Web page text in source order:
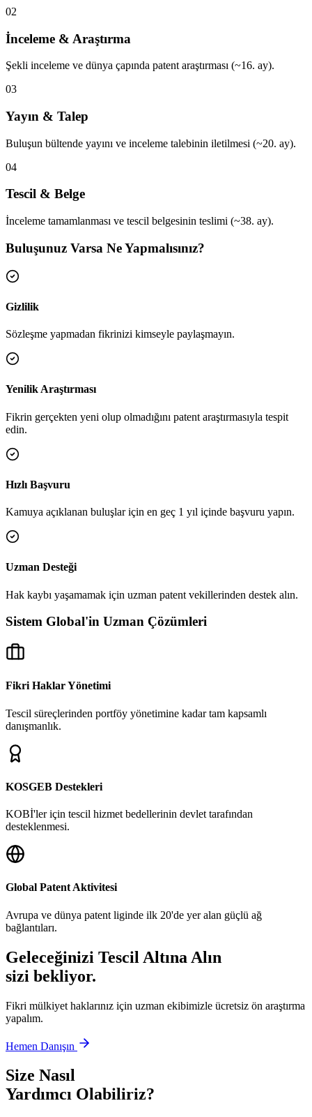
02
İnceleme & Araştırma
Şekli inceleme ve dünya çapında patent araştırması (~16. ay).
03
Yayın & Talep
Buluşun bültende yayını ve inceleme talebinin iletilmesi (~20. ay).
04
Tescil & Belge
İnceleme tamamlanması ve tescil belgesinin teslimi (~38. ay).
Buluşunuz Varsa Ne Yapmalısınız?
Gizlilik
Sözleşme yapmadan fikrinizi kimseyle paylaşmayın.
Yenilik Araştırması
Fikrin gerçekten yeni olup olmadığını patent araştırmasıyla tespit
edin.
Hızlı Başvuru
Kamuya açıklanan buluşlar için en geç 1 yıl içinde başvuru yapın.
Uzman Desteği
Hak kaybı yaşamamak için uzman patent vekillerinden destek alın.
Sistem Global'in Uzman Çözümleri
Fikri Haklar Yönetimi
Tescil süreçlerinden portföy yönetimine kadar tam kapsamlı
danışmanlık.
KOSGEB Destekleri
KOBİ'ler için tescil hizmet bedellerinin devlet tarafından
desteklenmesi.
Global Patent Aktivitesi
Avrupa ve dünya patent liginde ilk 20'de yer alan güçlü ağ
bağlantıları.
Geleceğinizi Tescil Altına Alın
sizi bekliyor.
Fikri mülkiyet haklarınız için uzman ekibimizle ücretsiz ön araştırma
yapalım.
Hemen Danışın
Size Nasıl
Yardımcı Olabiliriz?